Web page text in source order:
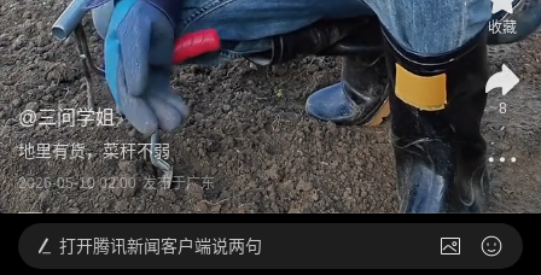
@三问学姐
地里有货，菜秆不弱
2026-05-10 02:00 发布于广东
收藏
8
打开腾讯新闻客户端说两句